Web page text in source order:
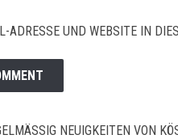
ADRESSE UND WEBSITE IN
NEUIGKEITEN VON